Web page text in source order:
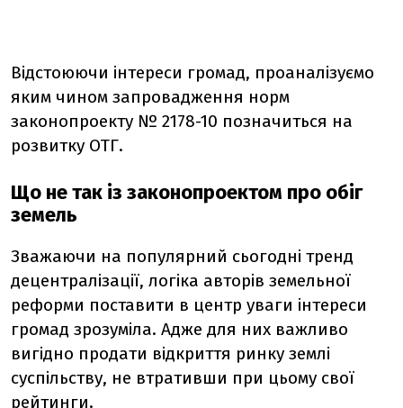
Відстоюючи інтереси громад, проаналізуємо
яким чином запровадження норм
законопроекту № 2178-10 позначиться на
розвитку ОТГ.
Що не так із законопроектом про обіг
земель
Зважаючи на популярний сьогодні тренд
децентралізації, логіка авторів земельної
реформи поставити в центр уваги інтереси
громад зрозуміла. Адже для них важливо
вигідно продати відкриття ринку землі
суспільству, не втративши при цьому свої
рейтинги.